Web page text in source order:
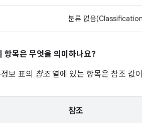
분류 없음
항목은 무엇을 의미하나요?
보 표의 참조열에 있는 항목은 참조 값
참조